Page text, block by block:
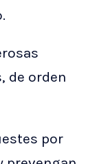
de orden
por